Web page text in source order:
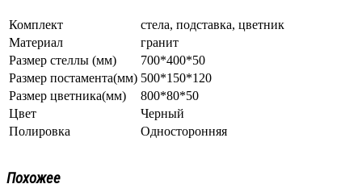
Комплект
стела, подставка, цветник
Материал
гранит
Размер стеллы (мм)
700*400*50
Размер постамента(мм) 500*150*120
Размер цветника(мм)
800*80*50
Цвет
Черный
Полировка
Односторонняя
Похожее